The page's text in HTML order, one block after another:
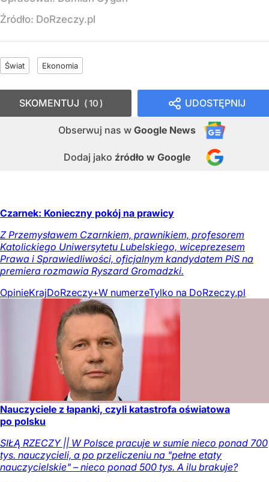
Źródło: DoRzeczy.pl
Świat Ekonomia
UDOSTĘPNIJ
Obserwuj nas w Google News
Dodaj jako źródło w Google
SKOMENTUJ 10
Czarnek: Konieczny pokój na prawicy
Z Przemysławem Czarnkiem, prawnikiem, profesorem
Katolickiego Uniwersytetu Lubelskiego, wiceprezesem
Prawa i Sprawiedliwości, oficjalnym kandydatem PiS na
premiera rozmawia Ryszard Gromadzki.
OpinieKrajDoRzeczy+W numerzeTylko na DoRzeczy.pl
Nauczyciele z łapanki, czyli katastrofa oświatowa
po polsku
SIŁĄ RZECZY || W Polsce pracuje w sumie nieco ponad 700
tys. nauczycieli, a po przeliczeniu na "pełne etaty
nauczycielskie" – nieco ponad 500 tys. A ilu brakuje?